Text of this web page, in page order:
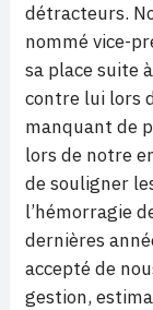
détracteurs.
nommé vice-
sa place suite
contre lui lors
manquant de
lors de notre
de souligner
l’hémorragie
dernières
accepté de
gestion,